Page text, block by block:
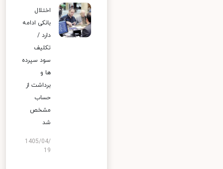
اختلال
بانکی ادامه
دارد /
تکلیف
سود سپرده
ها و
برداشت از
حساب
مشخص
شد
1405/04/
19